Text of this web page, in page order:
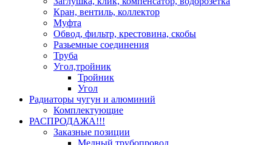
Кран, вентиль, коллектор
Муфта
Обвод, фильтр, крестовина, скобы
Разьемные соединения
Труба
Угол,тройник
Тройник
Угол
Радиаторы чугун и алюминий
Комплектующие
РАСПРОДАЖА!!!
Заказные позиции
Медный трубопровод